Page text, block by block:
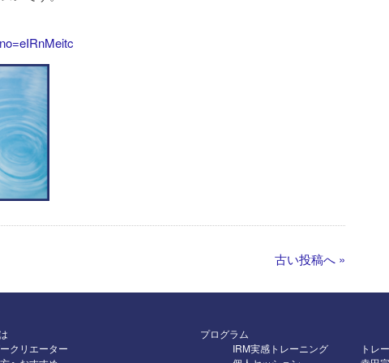
古い投稿へ »
クリエーター
プログラム
IRM実感トレーニング
トレ